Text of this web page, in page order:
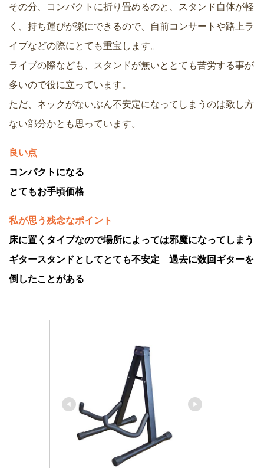
その分、コンパクトに折り畳めるのと、スタンド自体が軽
く、持ち運びが楽にできるので、自前コンサートや路上ラ
イブなどの際にとても重宝します。
ライブの際なども、スタンドが無いととても苦労する事が
多いので役に立っています。
ただ、ネックがないぶん不安定になってしまうのは致し方
ない部分かとも思っています。
良い点
コンパクトになる
とてもお手頃価格
私が思う残念なポイント
床に置くタイプなので場所によっては邪魔になってしまう
ギタースタンドとしてとても不安定 過去に数回ギターを
倒したことがある